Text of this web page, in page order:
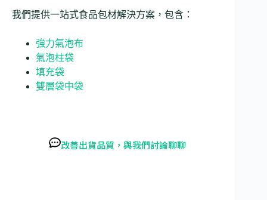
我們提供一站式食品包材解決方案，包含：
強力氣泡布
氣泡柱袋
填充袋
雙層袋中袋
改善出貨品質，與我們討論聊聊